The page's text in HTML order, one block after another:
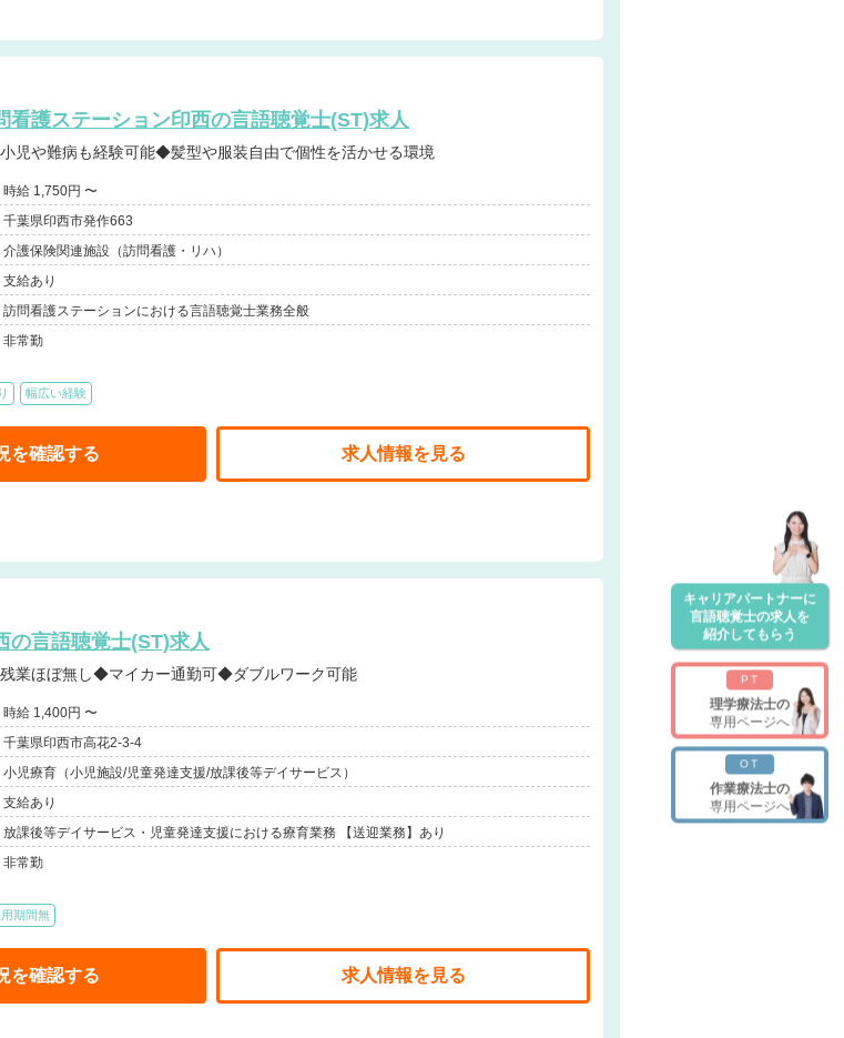
看護ステーション印西の言語聴覚士(ST)求人
葉県/印西市】 ◆小児や難病も経験可能◆髪型や服装自由で個性を活かせる環境
時給 1,750円 〜
千葉県印西市発作663
介護保険関連施設（訪問看護・リハ）
支給あり
訪問看護ステーションにおける言語聴覚士業務全般
非常勤
幅広い経験
を確認する 求人情報を見る
の言語聴覚士(ST)求人
葉県/印西市】 ◆残業ほぼ無し◆マイカー通勤可◆ダブルワーク可能
時給 1,400円 〜
千葉県印西市高花2-3-4
小児療育（小児施設/児童発達支援/放課後等デイサービス）
支給あり
放課後等デイサービス・児童発達支援における療育業務 【送迎業務】あり
非常勤
用期間無
を確認する 求人情報を見る
キャリアパートナーに
言語聴覚士の求人を
紹介してもらう
PT
理学療法士の
専用ページへ
OT
作業療法士の
専用ページへ